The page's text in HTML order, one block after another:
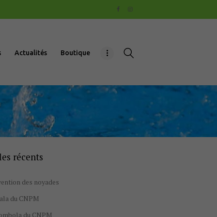
Actualités Boutique
récents
des noyades
du CNPM
du CNPM